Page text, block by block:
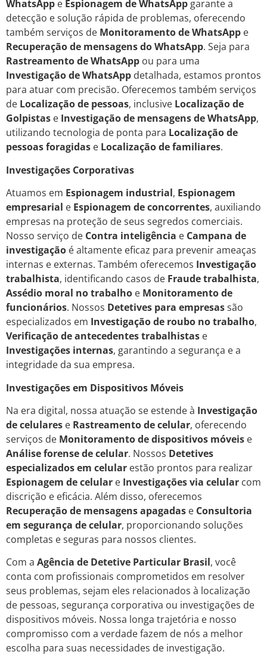
WhatsApp e Espionagem de WhatsAppgarante a
detecção e solução rápida de problemas, oferecendo
também serviços de Monitoramento de WhatsApp e
Recuperação de mensagens do WhatsApp. Seja para
Rastreamento de WhatsApp ou para uma
Investigação de WhatsApp detalhada, estamos prontos
para atuar com precisão. Oferecemos também serviços
de Localização de pessoas, inclusive Localização de
Golpistas e Investigação de mensagens de WhatsApp,
utilizando tecnologia de ponta para Localização de
pessoas foragidas e Localização de familiares.
Investigações Corporativas
Atuamos em Espionagem industrial, Espionagem
empresarial e Espionagem de concorrentes, auxiliando
empresas na proteção de seus segredos comerciais.
Nosso serviço de Contra inteligência e Campana de
investigação é altamente eficaz para prevenir ameaças
internas e externas. Também oferecemos Investigação
trabalhista, identificando casos de Fraude trabalhista,
Assédio moral no trabalho e Monitoramento de
funcionários. Nossos Detetives para empresassão
especializados em Investigação de roubo no trabalho,
Verificação de antecedentes trabalhistas e
Investigações internas, garantindo a segurança e a
integridade da sua empresa.
Investigações em Dispositivos Móveis
Na era digital, nossa atuação se estende à Investigação
de celulares e Rastreamento de celular, oferecendo
serviços de Monitoramento de dispositivos móveis e
Análise forense de celular. Nossos Detetives
especializados em celular estão prontos para realizar
Espionagem de celular e Investigações via celular com
discrição e eficácia. Além disso, oferecemos
Recuperação de mensagens apagadas e Consultoria
em segurança de celular, proporcionando soluções
completas e seguras para nossos clientes.
Com a Agência de Detetive Particular Brasil, você
conta com profissionais comprometidos em resolver
seus problemas, sejam eles relacionados à localização
de pessoas, segurança corporativa ou investigações de
dispositivos móveis. Nossa longa trajetória e nosso
compromisso com a verdade fazem de nós a melhor
escolha para suas necessidades de investigação.